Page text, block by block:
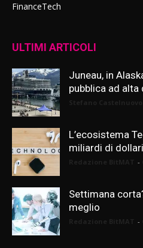
FinanceTech
ULTIMI ARTICOLI
Juneau, in
pubblica ad alta
L’ecosistema
miliardi di dollari
-
Settimana
meglio
-